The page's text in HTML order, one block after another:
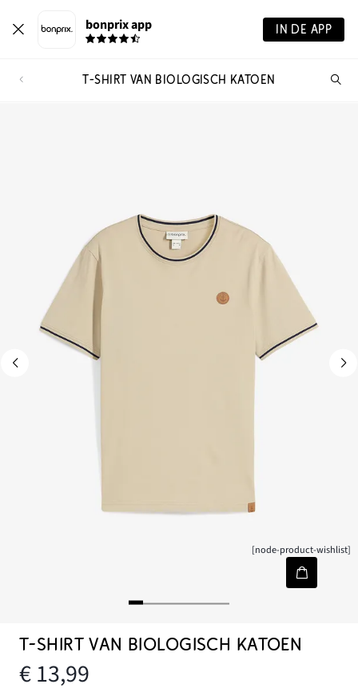
bonprix app IN DE APP
T-SHIRT VAN BIOLOGISCH KATOEN
[node-product-wishlist]
T-SHIRT VAN BIOLOGISCH KATOEN
€ 13,99